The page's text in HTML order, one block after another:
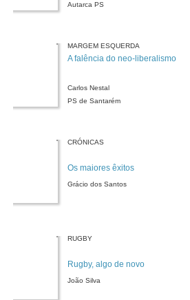
Autarca PS
MARGEM ESQUERDA
A falência do neo-liberalismo
Carlos Nestal
PS de Santarém
CRÓNICAS
Os maiores êxitos
Grácio dos Santos
RUGBY
Rugby, algo de novo
João Silva